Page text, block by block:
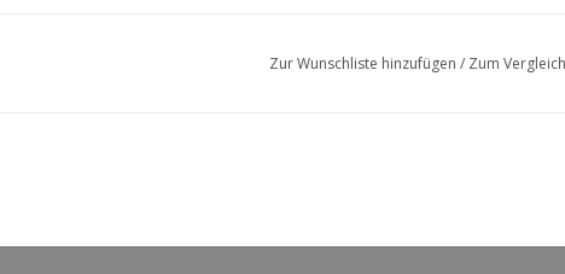
Zur Wunschliste hinzufügen / Zum